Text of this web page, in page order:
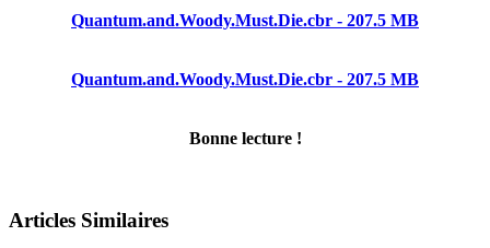
Quantum.and.Woody.Must.Die.cbr - 207.5 MB
Quantum.and.Woody.Must.Die.cbr - 207.5 MB
Bonne lecture !
Articles Similaires